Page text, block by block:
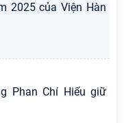
2025 của Viện Hàn
Phan Chí Hiếu giữ